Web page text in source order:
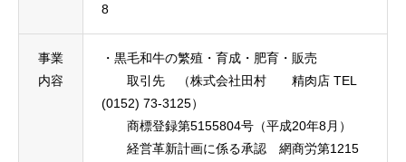
8
事業
内容
・黒毛和牛の繁殖・育成・肥育・販売
取引先 （株式会社田村 精肉店 TEL
(0152) 73-3125）
商標登録第5155804号（平成20年8月）
経営革新計画に係る承認 網商労第1215